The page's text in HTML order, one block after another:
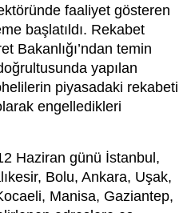
faaliyet gösteren
başlatıldı. Rekabet
Bakanlığı’ndan temin
yapılan
piyasadaki rekabeti
engelledikleri
Haziran günü İstanbul,
Bolu, Ankara, Uşak,
Manisa, Gaziantep,